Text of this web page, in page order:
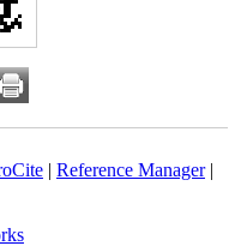
ProCite|Reference Manager